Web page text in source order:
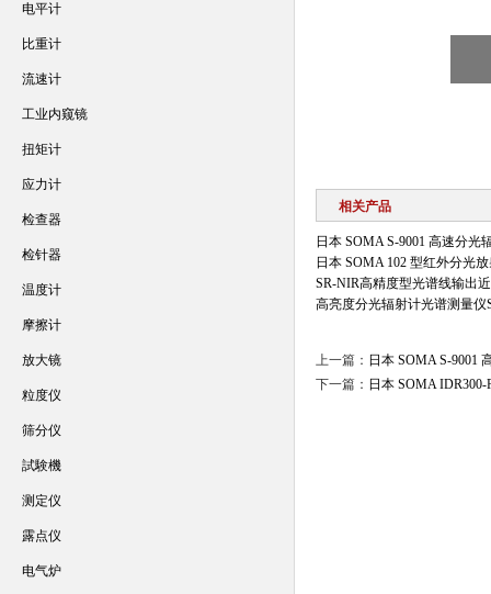
相关产品
日本 SOMA S-9001 高速分光
日本 SOMA 102 型红外分光
SR-NIR高精度型光谱线输出
高亮度分光辐射计光谱测量仪
上一篇： 日本 SOMA S-9001
下一篇： 日本 SOMA
电平计
比重计
流速计
工业内窥镜
扭矩计
应力计
检查器
检针器
温度计
摩擦计
放大镜
粒度仪
筛分仪
試験機
测定仪
露点仪
电气炉